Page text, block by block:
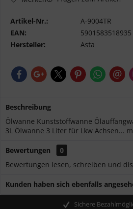
Artikel-Nr.:
A-9004TR
EAN:
5901583518935
Hersteller:
Asta
Beschreibung
Ölwanne Kunststoffwanne
3L Ölwanne 3 Liter für Lkw Achsen...
Bewertungen
0
Bewertungen lesen, schreiben und
Kunden haben sich ebenfalls
Sichere